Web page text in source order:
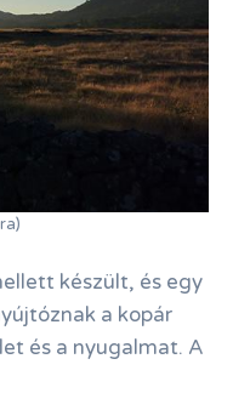
készült, és egy
a kopár
és a nyugalmat. A